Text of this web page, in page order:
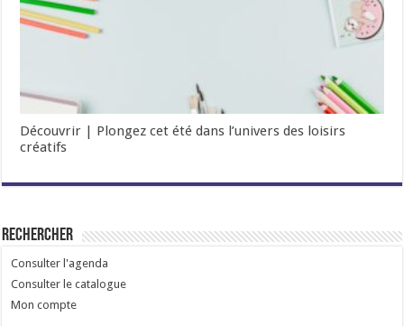
Découvrir | Plongez cet été dans l’univers des loisirs
créatifs
Rechercher
Consulter l'agenda
Consulter le catalogue
Mon compte